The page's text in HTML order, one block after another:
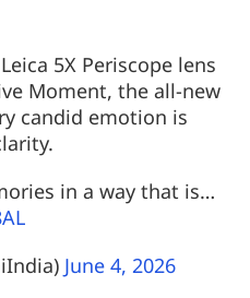
5X Periscope lens
Moment, the all-new
candid emotion is
in a way that is…
June 4, 2026